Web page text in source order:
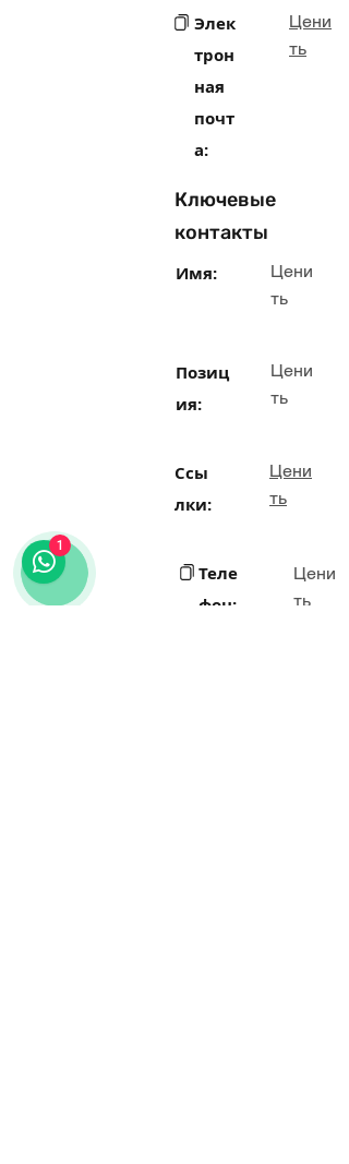
Элек
трон
ная
почт
а:
Цени
ть
Ключевые
контакты
Имя:
Цени
ть
Позиц
ия:
Цени
ть
Ссы
лки:
Цени
ть
Теле
фон:
Цени
ть
1